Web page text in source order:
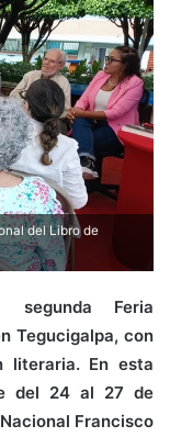
del Libro de
Feria
Tegucigalpa, con
literaria. En esta
del 24 al 27 de
Francisco